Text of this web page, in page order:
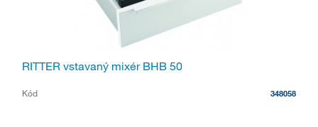
RITTER vstavaný mixér BHB 50
Kód 348058